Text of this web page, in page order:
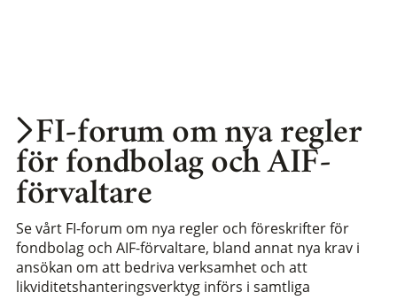
FI-forum om nya regler
för fondbolag och AIF-
förvaltare
Se vårt FI-forum om nya regler och föreskrifter för
fondbolag och AIF-förvaltare, bland annat nya krav i
ansökan om att bedriva verksamhet och att
likviditetshanteringsverktyg införs i samtliga